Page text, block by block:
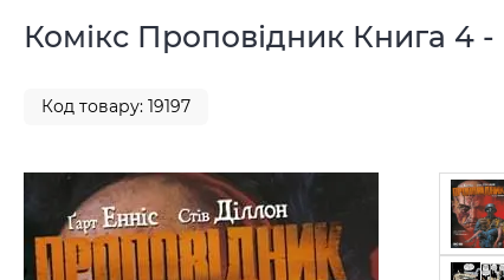
Комікс Проповідник Книга 4 -
Код товару: 19197